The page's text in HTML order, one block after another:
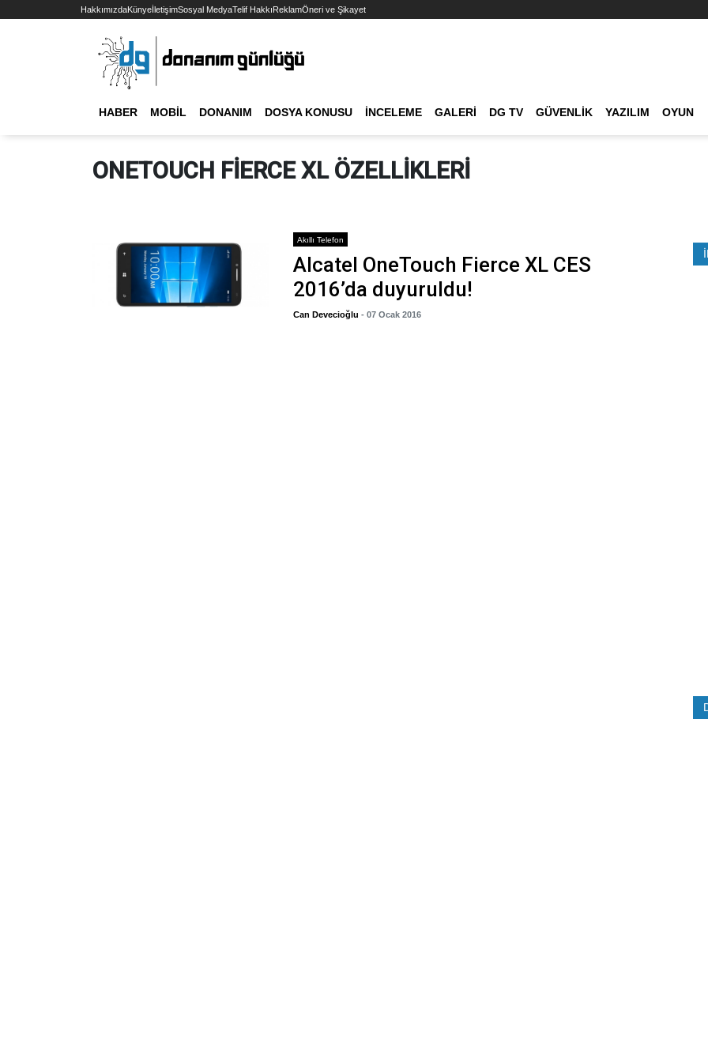
HakkımızdaKünyeİletişimSosyal MedyaTelif HakkıReklamÖneri ve Şikayet
HABER MOBIL DONANIM DOSYA KONUSU İNCELEME GALERI DG TV GÜVENLIK YAZILIM OYUN
ONETOUCH FIERCE XL ÖZELLIKLERI
Akıllı Telefon
Alcatel OneTouch Fierce XL CES
2016’da duyuruldu!
Can Devecioğlu - 07 Ocak 2016